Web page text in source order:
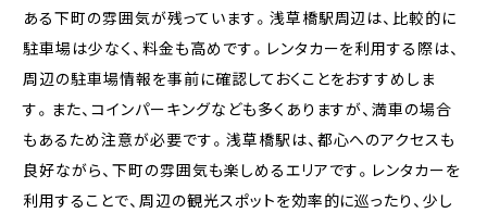
ある下町の雰囲気が残っています。浅草橋駅周辺は、比較的に
駐車場は少なく、料金も高めです。レンタカーを利用する際は、
周辺の駐車場情報を事前に確認しておくことをおすすめしま
す。また、コインパーキングなども多くありますが、満車の場合
もあるため注意が必要です。浅草橋駅は、都心へのアクセスも
良好ながら、下町の雰囲気も楽しめるエリアです。レンタカーを
利用することで、周辺の観光スポットを効率的に巡ったり、少し